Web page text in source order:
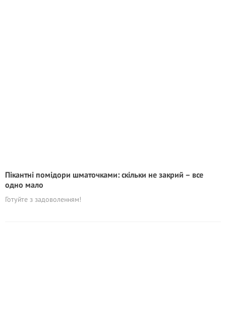
Пікантні помідори шматочками: скільки не закрий – все
одно мало
Готуйте з задоволенням!